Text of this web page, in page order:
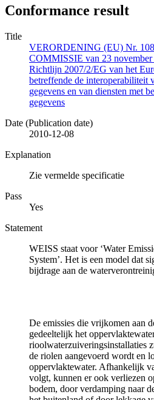
Conformance result
Title
VERORDENING (EU) Nr.
COMMISSIE van 23
Richtlijn 2007/2/EG van het
betreffende de interoperabiliteit
gegevens en van diensten met
gegevens
Date (Publication date)
2010-12-08
Explanation
Zie vermelde specificatie
Pass
Yes
Statement
WEISS staat voor ‘Water
System’. Het is een model dat
bijdrage aan de
De emissies die vrijkomen aan
gedeeltelijk het
rioolwaterzuiveringsinstallaties
de riolen aangevoerd wordt en
oppervlaktewater. Afhankelijk
volgt, kunnen er ook verliezen
bodem, door verdamping naar